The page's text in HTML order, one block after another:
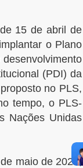
15 de abril de
o Plano
(PDI) da
no PLS,
tempo, o PLS-
Nações Unidas
maio de 2021,